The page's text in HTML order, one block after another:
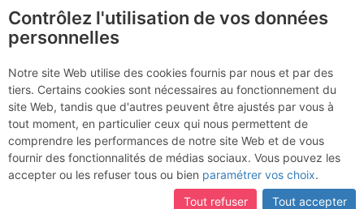
certaines pages ne sont plus accessibles, manquantes ou
incomplètes, déconnectez-vous puis reconnectez-vous à votre
compte sur le site.
Cervin : Arête du
Hörnli
Suisse Italie Valais Valais W - Alpes Pennines W Vallée
d'Aoste
Contrôlez l'utilisation de vos données
personnelles
Notre site Web utilise des cookies fournis par nous et par des
tiers. Certains cookies sont nécessaires au fonctionnement du
site Web, tandis que d'autres peuvent être ajustés par vous à
tout moment, en particulier ceux qui nous permettent de
comprendre les performances de notre site Web et de vous
fournir des fonctionnalités de médias sociaux. Vous pouvez les
accepter ou les refuser tous ou bien paramétrer vos choix.
Tout refuser
Tout accepter